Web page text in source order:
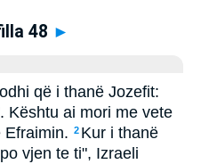
48 ►
që i thanë Jozefit:
Kështu ai mori me vete
Efraimin. 2 Kur i thanë
vjen te ti", Izraeli